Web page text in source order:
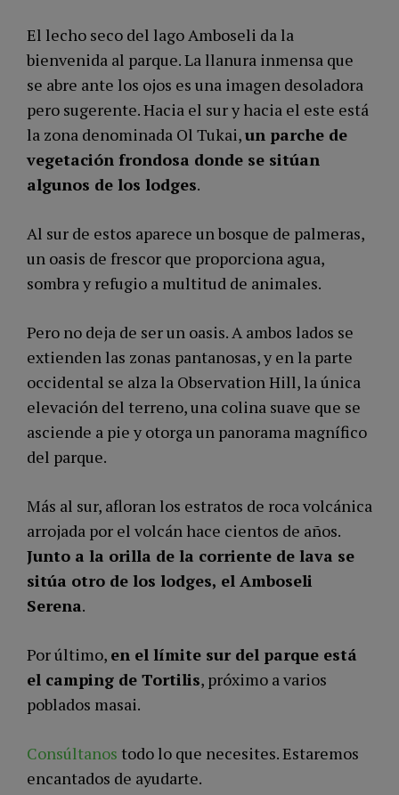
El lecho seco del lago Amboseli da la
bienvenida al parque. La llanura inmensa que
se abre ante los ojos es una imagen desoladora
pero sugerente. Hacia el sur y hacia el este está
la zona denominada Ol Tukai,un parche de
vegetación frondosa donde se sitúan
algunos de los lodges.
Al sur de estos aparece un bosque de palmeras,
un oasis de frescor que proporciona agua,
sombra y refugio a multitud de animales.
Pero no deja de ser un oasis. A ambos lados se
extienden las zonas pantanosas, y en la parte
occidental se alza la Observation Hill, la única
elevación del terreno, una colina suave que se
asciende a pie y otorga un panorama magnífico
del parque.
Más al sur, afloran los estratos de roca volcánica
arrojada por el volcán hace cientos de años.
Junto a la orilla de la corriente de lava se
sitúa otro de los lodges, el Amboseli
Serena.
Por último, en el límite sur del parque está
el camping de Tortilis, próximo a varios
poblados masai.
Consúltanos todo lo que necesites. Estaremos
encantados de ayudarte.